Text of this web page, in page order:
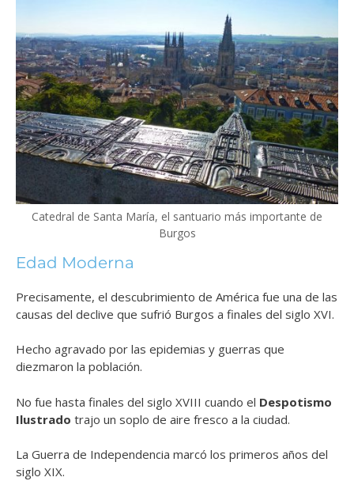
Catedral de Santa María, el santuario más importante de
Burgos
Edad Moderna
Precisamente, el descubrimiento de América fue una de las
causas del declive que sufrió Burgos a finales del siglo XVI.
Hecho agravado por las epidemias y guerras que
diezmaron la población.
No fue hasta finales del siglo XVIII cuando el Despotismo
Ilustrado trajo un soplo de aire fresco a la ciudad.
La Guerra de Independencia marcó los primeros años del
siglo XIX.